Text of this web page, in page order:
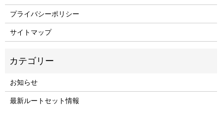
プライバシーポリシー
サイトマップ
お知らせ
最新ルートセット情報